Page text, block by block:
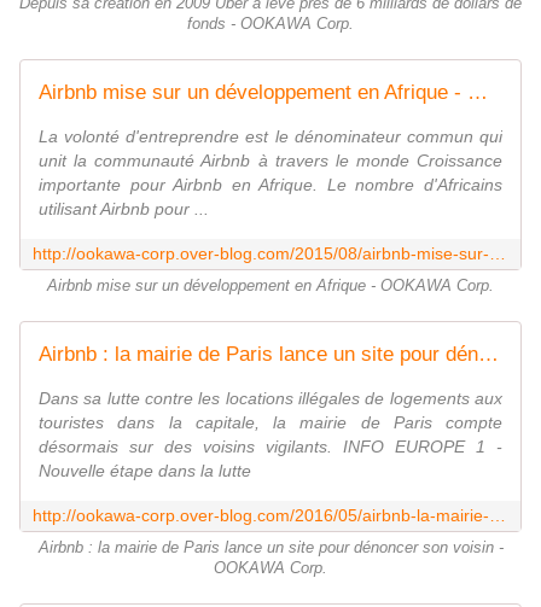
Depuis sa création en 2009 Uber a levé près de 6 milliards de dollars de
fonds - OOKAWA Corp.
Airbnb mise sur un développement en Afrique - OOKAWA Corp.
La volonté d'entreprendre est le dénominateur commun qui
unit la communauté Airbnb à travers le monde Croissance
importante pour Airbnb en Afrique. Le nombre d'Africains
utilisant Airbnb pour ...
Airbnb mise sur un développement en Afrique - OOKAWA Corp.
Airbnb : la mairie de Paris lance un site pour dénoncer son voisin - OOKAWA Corp.
Dans sa lutte contre les locations illégales de logements aux
touristes dans la capitale, la mairie de Paris compte
désormais sur des voisins vigilants. INFO EUROPE 1 -
Nouvelle étape dans la lutte
Airbnb : la mairie de Paris lance un site pour dénoncer son voisin -
OOKAWA Corp.